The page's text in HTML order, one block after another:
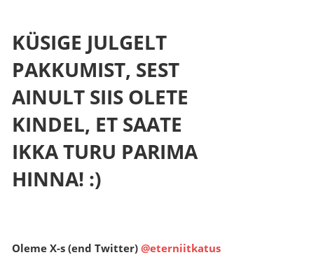
KÜSIGE JULGELT
PAKKUMIST, SEST
AINULT SIIS OLETE
KINDEL, ET SAATE
IKKA TURU PARIMA
HINNA! :)
Oleme X-s (end Twitter) @eterniitkatus